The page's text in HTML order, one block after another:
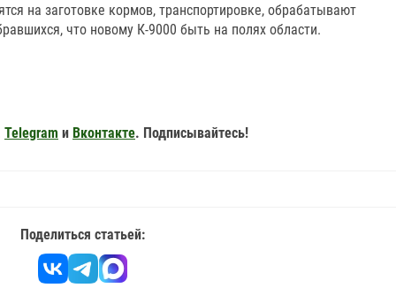
на заготовке кормов, транспортировке, обрабатывают
что новому К-9000 быть на полях области.
Telegram и Вконтакте. Подписывайтесь!
Поделиться статьей: